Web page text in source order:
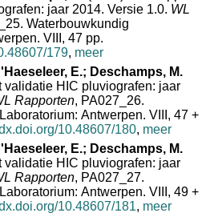
jaar 2014. Versie 1.0. WL
Waterbouwkundig
VIII, 47 pp.
179, meer
E.; Deschamps, M.
validatie HIC pluviografen: jaar
Rapporten, PA027_26.
Antwerpen. VIII, 47 +
10.48607/180, meer
E.; Deschamps, M.
validatie HIC pluviografen: jaar
Rapporten, PA027_27.
Antwerpen. VIII, 49 +
10.48607/181, meer